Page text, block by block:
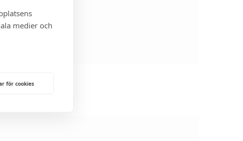
medier och
för cookies